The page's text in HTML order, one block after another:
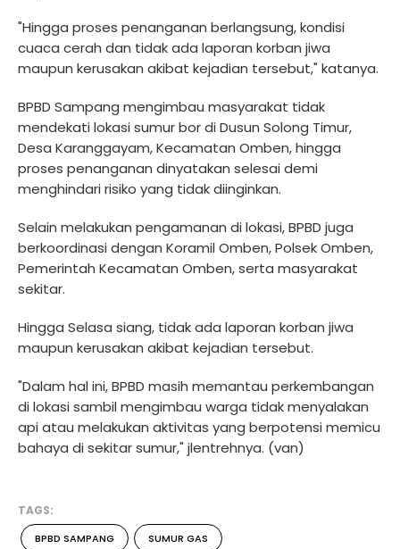
"Hingga proses penanganan berlangsung, kondisi
cuaca cerah dan tidak ada laporan korban jiwa
maupun kerusakan akibat kejadian tersebut," katanya.
BPBD Sampang mengimbau masyarakat tidak
mendekati lokasi sumur bor di Dusun Solong Timur,
Desa Karanggayam, Kecamatan Omben, hingga
proses penanganan dinyatakan selesai demi
menghindari risiko yang tidak diinginkan.
Selain melakukan pengamanan di lokasi, BPBD juga
berkoordinasi dengan Koramil Omben, Polsek Omben,
Pemerintah Kecamatan Omben, serta masyarakat
sekitar.
Hingga Selasa siang, tidak ada laporan korban jiwa
maupun kerusakan akibat kejadian tersebut.
"Dalam hal ini, BPBD masih memantau perkembangan
di lokasi sambil mengimbau warga tidak menyalakan
api atau melakukan aktivitas yang berpotensi memicu
bahaya di sekitar sumur," jlentrehnya. (van)
TAGS:
BPBD SAMPANG SUMUR GAS